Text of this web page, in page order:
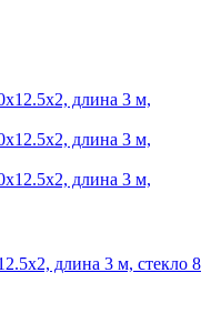
длина 3 м, стекло 8